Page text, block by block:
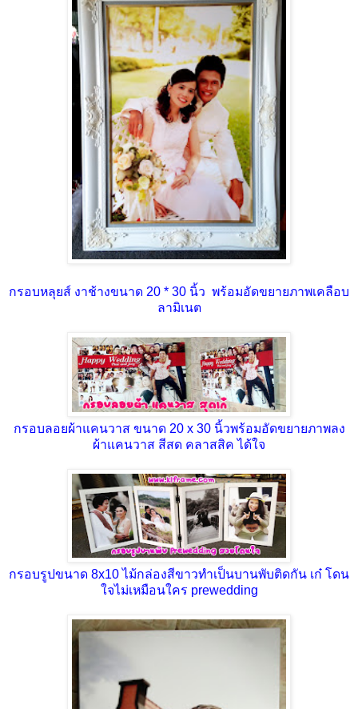
กรอบหลุยส์ งาช้างขนาด 20 * 30 นิ้ว พร้อมอัดขยายภาพเคลือบ
ลามิเนต
กรอบลอยผ้าแคนวาส ขนาด 20 x 30 นิ้วพร้อมอัดขยายภาพลง
ผ้าแคนวาส สีสด คลาสสิค ได้ใจ
กรอบรูปขนาด 8x10 ไม้กล่องสีขาวทำเป็นบานพับติดกัน เก๋ โดน
ใจไม่เหมือนใคร prewedding